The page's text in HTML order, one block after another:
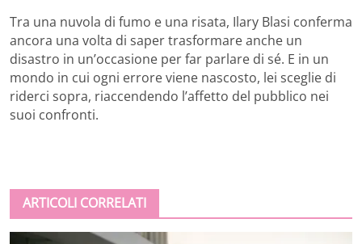
Tra una nuvola di fumo e una risata, Ilary Blasi conferma
ancora una volta di saper trasformare anche un
disastro in un’occasione per far parlare di sé. E in un
mondo in cui ogni errore viene nascosto, lei sceglie di
riderci sopra, riaccendendo l’affetto del pubblico nei
suoi confronti.
ARTICOLI CORRELATI